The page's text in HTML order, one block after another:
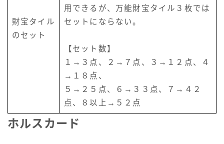
財宝タイル
のセット
用できるが、万能財宝タイル３枚では
セットにならない。
【セット数】
１→３点、２→７点、３→１２点、４
→１８点、
５→２５点、６→３３点、７→４２
点、８以上→５２点
ホルスカード